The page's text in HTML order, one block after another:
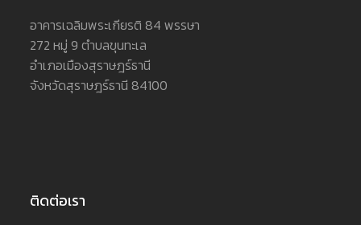
อาคารเฉลิมพระเกียรติ 84 พรรษา
272 หมู่ 9 ตำบลขุนทะเล
อำเภอเมืองสุราษฎร์ธานี
จังหวัดสุราษฎร์ธานี 84100
ติดต่อเรา